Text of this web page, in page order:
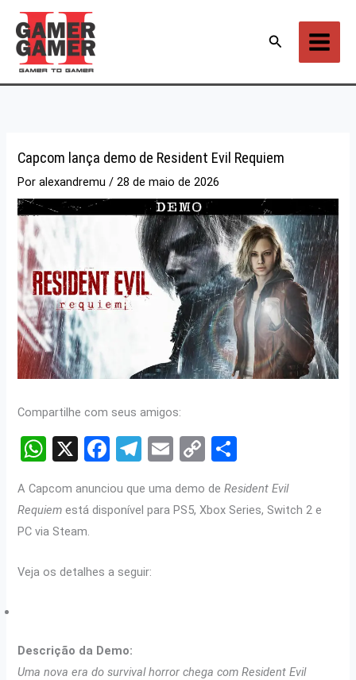
para
conteúdo
Pesquisar
Capcom lança demo de Resident Evil Requiem
Poralexandremu/28 de maio de 2026
Compartilhe com seus amigos:
W
at
s
p
X
F
ce
o
T
e
gr
m
E
ail
C
py ar
A Capcom anunciou que uma demo deResident Evil
Requiem está disponível para PS5, Xbox Series, Switch 2 e
PC via Steam.
Veja os detalhes a seguir:
Descrição da Demo:
Uma nova era do survival horror chega com Resident Evil